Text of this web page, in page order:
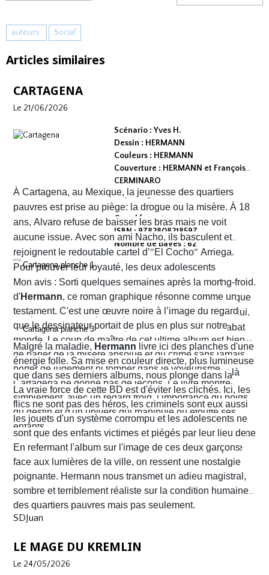
auteurs. Social
Articles similaires
CARTAGENA
Le 21/06/2026
Scénario : Yves H.
Dessin : HERMANN
Couleurs : HERMANN
Couverture : HERMANN et François
CERMINARO
Dépot légal : avril 2026
Editeur :
Grand format
ISBN : 9782808218597
Nombre de pages : 62
À Cartagena, au Mexique, la jeunesse des quartiers
pauvres est prise au piège: la drogue ou la misère. À 18
ans, Alvaro refuse de baisser les bras mais ne voit
aucune issue. Avec son ami Nacho, ils basculent et
rejoignent le redoutable cartel d’"El Cocho" Arriega.
Pour prouver leur loyauté, les deux adolescents
reçoivent l'ordre d'exécuter des prisonniers de sang-froid.
Alvaro hésite, tremble mais en proie à une peur panique
finit par obéir. Cela provoque aussitôt un déclic chez lui.
Dans un sursaut de survie, il retourne son arme et abat
l’un des chefs du gang local qui n’est autre que le neveu
d’Arriega. Devenus des hommes à abattre, Alvaro et
Nacho s'enfuient vers la frontière américaine. C’est là
qu’ils vont croiser, Félix Garzon, un flic quadragénaire
fatigué qui les regarde courir…
Mon avis : Sorti quelques semaines après la mort
d'Hermann, ce roman graphique résonne comme un
testament. C'est une œuvre noire à l’image du regard
que le dessinateur portait de plus en plus sur notre
monde. Le coup de maître de cet ultime album est bien
de parler de la misère absolue et du crime sans jamais
porter de jugement ni tomber dans le voyeurisme.
Cartagena ne donne pas de leçons. Le livre montre
simplement, avec un regard froid, l’importance du poids
du destin et d'un univers qui manipule ou étouffe ses
enfants.
Malgré la maladie, Hermann livre ici des planches d'une
énergie folle. Sa mise en couleur directe, plus lumineuse
que dans ses derniers albums, nous plonge dans la
poussière et la sueur comme lui seul savait les
transmettre. On y retrouve ses fameux visages fatigués
aux mâchoires carrées portant en eux toute la détresse
ou la noirceur du monde. Le scénario d' Yves H. est d'une
fluidité exemplaire. On est emporté dans une aventure
mêlant road trip étouffant, récit existentiel et course
contre la montre où chaque case souligne l'urgence de
survivre.
La vraie force de cette BD est d'éviter les clichés. Ici, les
flics ne sont pas des héros, les criminels sont eux aussi
les jouets d'un système corrompu et les adolescents ne
sont que des enfants victimes et piégés par leur lieu de
naissance.
En refermant l'album sur l'image de ces deux garçons
face aux lumières de la ville, on ressent une nostalgie
poignante. Hermann nous transmet un adieu magistral,
sombre et terriblement réaliste sur la condition humaine
des quartiers pauvres mais pas seulement.
SDJuan
LE MAGE DU KREMLIN
Le 24/05/2026